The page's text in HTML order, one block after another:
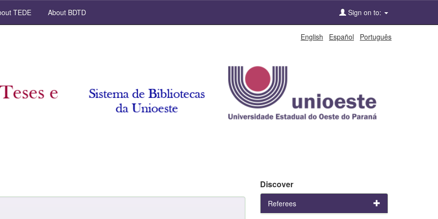
TEDE About BDTD Sign on to:
English Español Português
Discover
Referees